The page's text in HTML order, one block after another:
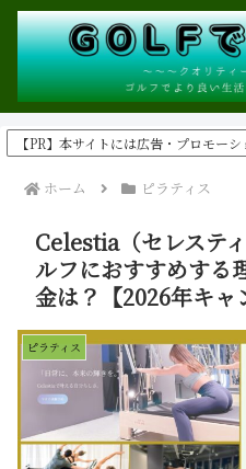
【PR】本サイトには広告・プロモー
ホーム ピラティス
Celestia（セレステ
ルフにおすすめする
金は？【2026年キャ
ピラティス